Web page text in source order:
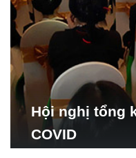
Hội nghị tổng
COVID